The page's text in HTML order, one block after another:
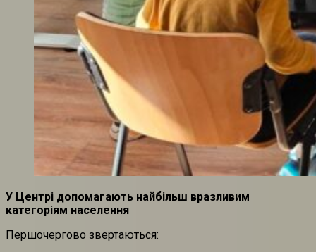
У Центрі допомагають найбільш вразливим
категоріям населення
Першочергово звертаються: